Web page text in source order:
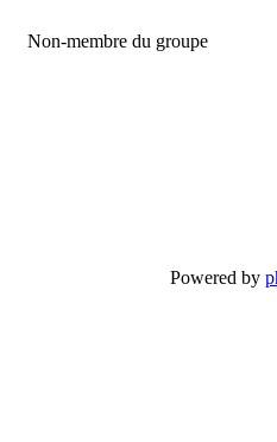
Non-membre du groupe
Powered by